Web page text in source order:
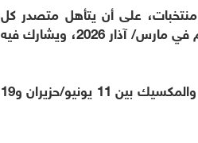
وتتنافس منتخبات القارة العجوز في 12 مجموعة، تضم كل منها 4 أو 5 منتخبات، على أن يتأهل متصدر كل
مجموعة مباشرة للمونديال، فيما تتحدد المقاعد الـ4 المتبقية في ملحق يقام في مارس/ آذار 2026، ويشارك فيه
وتقام النسخة الثالثة والعشرون من كأس العالم في الولايات المتحدة وكندا والمكسيك بين 11 يونيو/حزيران و19